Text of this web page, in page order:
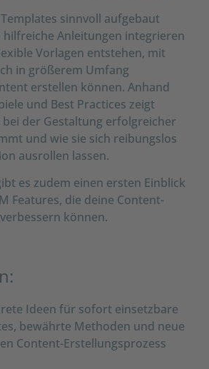
sinnvoll aufgebaut
hilfreiche Anleitungen integrieren
Vorlagen entstehen, mit
in größerem Umfang
erstellen können. Anhand
und Best Practices zeigt
bei der Gestaltung erfolgreicher
und wie sie sich reibungslos
ausrollen lassen.
es zudem einen ersten Einblick
Features, die deine Content-
können.
Ideen für sofort einsetzbare
bewährte Methoden und neue
Content-Erstellungsprozess